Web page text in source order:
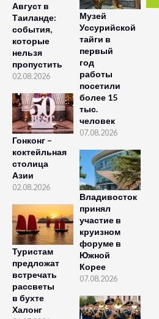
Август в
Таиланде:
события,
которые
нельзя
пропустить
02.08.2026
Гонконг –
коктейльная
столица
Азии
02.08.2026
Туристам
предложат
встречать
рассветы
в бухте
Халонг
Музей
Уссурийской
тайги в
первый
год
работы
посетили
более 15
тыс.
человек
07.08.2026
Владивосток
принял
участие в
круизном
форуме в
Южной
Корее
07.08.2026